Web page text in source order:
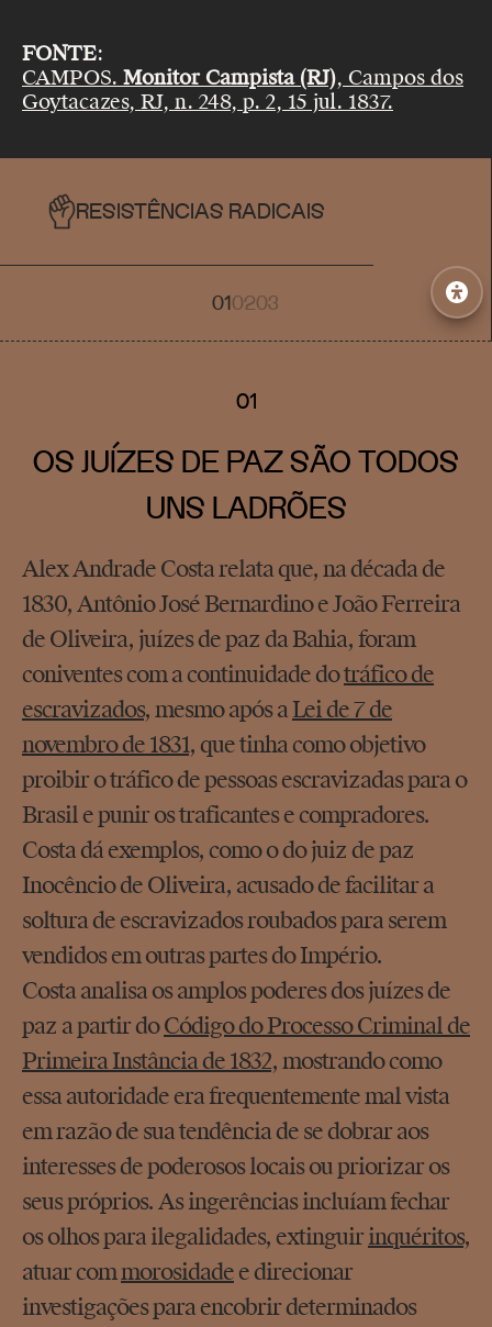
FONTE:
CAMPOS. Monitor Campista (RJ), Campos dos
Goytacazes, RJ, n. 248, p. 2, 15 jul. 1837.
RESISTÊNCIAS RADICAIS
010203
01
OS JUÍZES DE PAZ SÃO TODOS
UNS LADRÕES
Alex Andrade Costa relata que, na década de
1830, Antônio José Bernardino e João Ferreira
de Oliveira, juízes de paz da Bahia, foram
coniventes com a continuidade dotráfico de
escravizados, mesmo após aLei de 7 de
novembro de 1831, que tinha como objetivo
proibir o tráfico de pessoas escravizadas para o
Brasil e punir os traficantes e compradores.
Costa dá exemplos, como o do juiz de paz
Inocêncio de Oliveira, acusado de facilitar a
soltura de escravizados roubados para serem
vendidos em outras partes do Império.
Costa analisa os amplos poderes dos juízes de
paz a partir doCódigo do Processo Criminal de
Primeira Instância de 1832, mostrando como
essa autoridade era frequentemente mal vista
em razão de sua tendência de se dobrar aos
interesses de poderosos locais ou priorizar os
seus próprios. As ingerências incluíam fechar
os olhos para ilegalidades, extinguirinquéritos,
atuar commorosidadee direcionar
investigações para encobrir determinados